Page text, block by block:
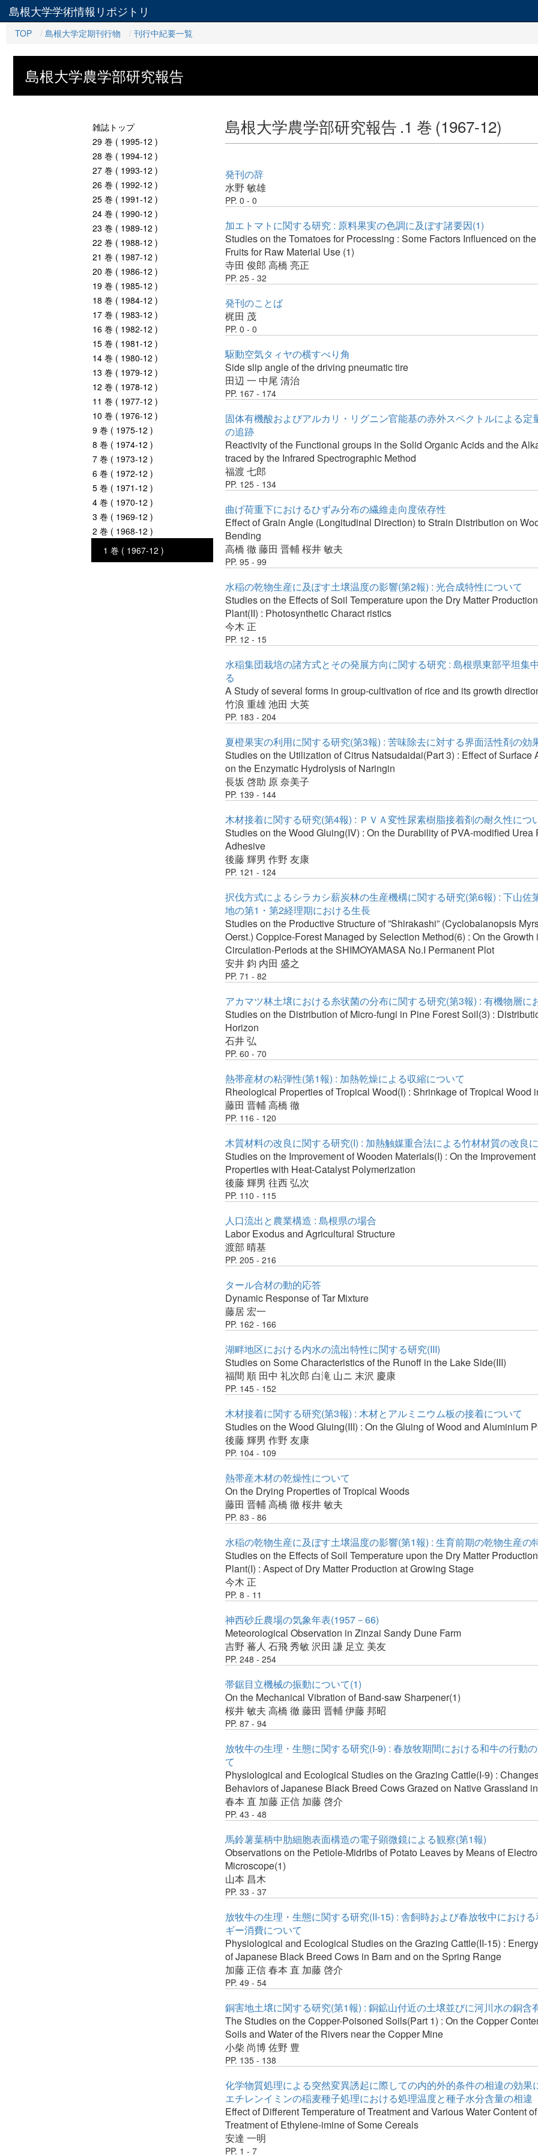
島根大学学術情報リポジトリ
TOP
島根大学定期刊行物 刊行中紀要一覧
島根大学農学部研究報告
雑誌トップ
29 巻 ( 1995-12 )
28 巻 ( 1994-12 )
27 巻 ( 1993-12 )
26 巻 ( 1992-12 )
25 巻 ( 1991-12 )
24 巻 ( 1990-12 )
23 巻 ( 1989-12 )
22 巻 ( 1988-12 )
21 巻 ( 1987-12 )
20 巻 ( 1986-12 )
19 巻 ( 1985-12 )
18 巻 ( 1984-12 )
17 巻 ( 1983-12 )
16 巻 ( 1982-12 )
15 巻 ( 1981-12 )
14 巻 ( 1980-12 )
13 巻 ( 1979-12 )
12 巻 ( 1978-12 )
11 巻 ( 1977-12 )
10 巻 ( 1976-12 )
9 巻 ( 1975-12 )
8 巻 ( 1974-12 )
7 巻 ( 1973-12 )
6 巻 ( 1972-12 )
5 巻 ( 1971-12 )
4 巻 ( 1970-12 )
3 巻 ( 1969-12 )
2 巻 ( 1968-12 )
1 巻 ( 1967-12 )
島根大学農学部研究報告 .1 巻 (1967-12)
発刊の辞
水野 敏雄
PP. 0 - 0
加エトマトに関する研究 : 原料果実の色調に及ぼす諸要因(1)
Studies on the Tomatoes for Processing : Some Factors Influenced on
Fruits for Raw Material Use (1)
寺田 俊郎 高橋 亮正
PP. 25 - 32
発刊のことば
梶田 茂
PP. 0 - 0
駆動空気タィヤの横すべり角
Side slip angle of the driving pneumatic tire
田辺 一 中尾 清治
PP. 167 - 174
固体有機酸およびアルカリ・リグニン官能基の赤外スペクトルによる定
の追跡
Reactivity of the Functional groups in the Solid Organic Acids and the
traced by the Infrared Spectrographic Method
福渡 七郎
PP. 125 - 134
曲げ荷重下におけるひずみ分布の繊維走向度依存性
Effect of Grain Angle (Longitudinal Direction) to Strain Distribution on
Bending
高橋 徹 藤田 晋輔桜井 敏夫
PP. 95 - 99
水稲の乾物生産に及ぽす土壌温度の影響(第2報) : 光合成特性について
Studies on the Effects of Soil Temperature upon the Dry Matter
Plant(II) : Photosynthetic Charact ristics
今木 正
PP. 12 - 15
水稲集団栽培の諸方式とその発展方向に関する研究 : 島根県東部平坦集
る
A Study of several forms in group-cultivation of rice and its growth
竹浪 重雄池田 大英
PP. 183 - 204
夏橙果実の利用に関する研究(第3報) : 苦味除去に対する界面活性剤の効
Studies on the Utilization of Citrus Natsudaidai(Part 3) : Effect of Surface
on the Enzymatic Hydrolysis of Naringin
長坂 啓助 原 奈美子
PP. 139 - 144
木材接着に関する研究(第4報) : ＰＶＡ変性尿素樹脂接着剤の耐久性につ
Studies on the Wood Gluing(IV) : On the Durability of PVA-modified Urea
Adhesive
後藤 輝男 作野 友康
PP. 121 - 124
択伐方式によるシラカシ薪炭林の生産機構に関する研究(第6報) : 下山佐
地の第1・第2経理期における生長
Studies on the Productive Structure of ”Shirakashi” (Cyclobalanopsis
Oerst.) Coppice-Forest Managed by Selection Method(6) : On the Growth
Circulation-Periods at the SHIMOYAMASA No.I Permanent Plot
安井 鈞 内田 盛之
PP. 71 - 82
アカマツ林土壌における糸状菌の分布に関する研究(第3報) : 有機物層に
Studies on the Distribution of Micro-fungi in Pine Forest Soil(3) :
Horizon
石井 弘
PP. 60 - 70
熱帯産材の粘弾性(第1報) : 加熱乾燥による収縮について
Rheological Properties of Tropical Wood(I) : Shrinkage of Tropical Wood
藤田 晋輔高橋 徹
PP. 116 - 120
木質材料の改良に関する研究(I) : 加熱触媒重合法による竹材材質の改良
Studies on the Improvement of Wooden Materials(I) : On the
Properties with Heat-Catalyst Polymerization
後藤 輝男 往西 弘次
PP. 110 - 115
人口流出と農業構造 : 島根県の場合
Labor Exodus and Agricultural Structure
渡部 晴基
PP. 205 - 216
タール合材の動的応答
Dynamic Response of Tar Mixture
藤居 宏一
PP. 162 - 166
湖畔地区における内水の流出特性に関する研究(III)
Studies on Some Characteristics of the Runoff in the Lake Side(III)
福間 順 田中 礼次郎 白滝 山ニ 末沢 慶康
PP. 145 - 152
木材接着に関する研究(第3報) : 木材とアルミニウム板の接着について
Studies on the Wood Gluing(III) : On the Gluing of Wood and Aluminium
後藤 輝男 作野 友康
PP. 104 - 109
熱帯産木材の乾燥性について
On the Drying Properties of Tropical Woods
藤田 晋輔高橋 徹 桜井 敏夫
PP. 83 - 86
水稲の乾物生産に及ぼす土壌温度の影響(第1報) : 生育前期の乾物生産の
Studies on the Effects of Soil Temperature upon the Dry Matter
Plant(I) : Aspect of Dry Matter Production at Growing Stage
今木 正
PP. 8 - 11
神西砂丘農場の気象年表(1957－66)
Meteorological Observation in Zinzai Sandy Dune Farm
吉野 蕃人 石飛 秀敏 沢田 謙 足立 美友
PP. 248 - 254
帯鋸目立機械の振動について(1)
On the Mechanical Vibration of Band-saw Sharpener(1)
桜井 敏夫 高橋 徹 藤田 晋輔伊藤 邦昭
PP. 87 - 94
放牧牛の生理・生態に関する研究(I-9) : 春放牧期間における和牛の行動
て
Physiological and Ecological Studies on the Grazing Cattle(I-9) :
Behaviors of Japanese Black Breed Cows Grazed on Native Grassland
春本 直 加藤 正信 加藤 啓介
PP. 43 - 48
馬鈴薯葉柄中肋細胞表面構造の電子顕微鏡による観察(第1報)
Observations on the Petiole-Midribs of Potato Leaves by Means of
Microscope(1)
山本 昌木
PP. 33 - 37
放牧牛の生理・生態に関する研究(II-15) : 舎飼時および春放牧中におけ
ギー消費について
Physiological and Ecological Studies on the Grazing Cattle(II-15) :
of Japanese Black Breed Cows in Barn and on the Spring Range
加藤 正信春本 直 加藤 啓介
PP. 49 - 54
銅害地土壌に関する研究(第1報) : 銅鉱山付近の土壌並びに河川水の銅含
The Studies on the Copper-Poisoned Soils(Part 1) : On the Copper
Soils and Water of the Rivers near the Copper Mine
小柴 尚博佐野 豊
PP. 135 - 138
化学物質処理による突然変異誘起に際しての内的外的条件の相違の効果
エチレンイミンの稲麦種子処理における処理温度と種子水分含量の相違
Effect of Different Temperature of Treatment and Various Water Content
Treatment of Ethylene-imine of Some Cereals
安達 一明
PP. 1 - 7